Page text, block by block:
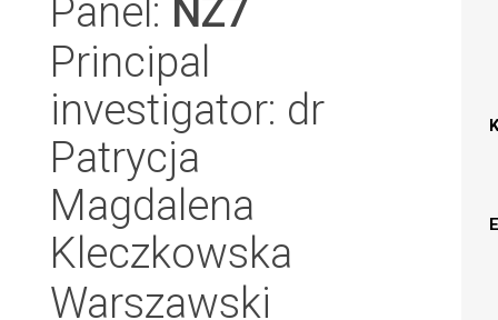
Panel: NZ7
Principal
investigator: dr
Patrycja
Magdalena
Kleczkowska
Warszawski